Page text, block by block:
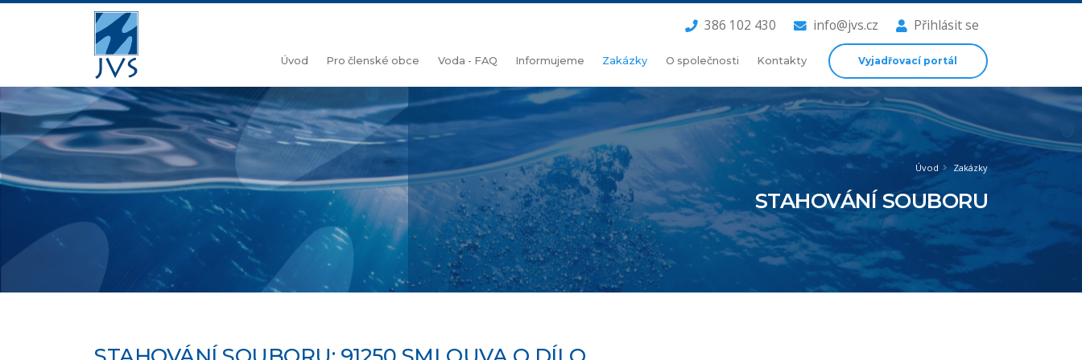
386 102 430 info@jvs.cz Přihlásit se
Úvod Pro členské obce Voda - FAQ Informujeme Zakázky O společnosti Kontakty Vyjadřovací portál
Úvod Zakázky
STAHOVÁNÍ SOUBORU